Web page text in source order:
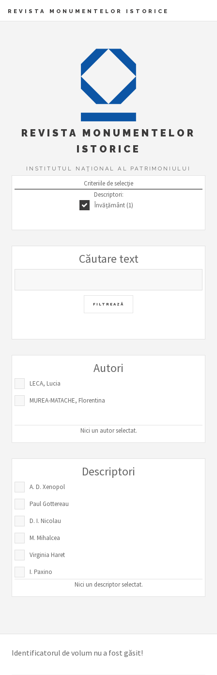
REVISTA MONUMENTELOR ISTORICE
REVISTA MONUMENTELOR
ISTORICE
INSTITUTUL NAŢIONAL AL PATRIMONIULUI
Criteriile de selecţie
Descriptori:
Învățământ (1)
Căutare text
Autori
LECA, Lucia
MUREA-MATACHE, Florentina
Nici un autor selectat.
Descriptori
A. D. Xenopol
Paul Gottereau
D. I. Nicolau
M. Mihalcea
Virginia Haret
I. Paxino
Nici un descriptor selectat.
Identificatorul de volum nu a fost găsit!